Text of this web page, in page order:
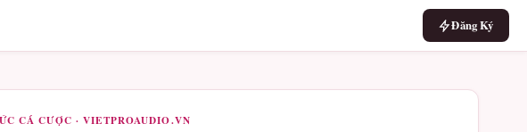
Đăng Ký
CÁ CƯỢC · VIETPROAUDIO.VN